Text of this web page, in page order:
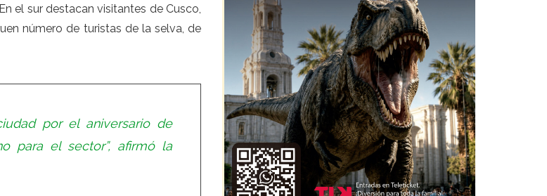
el sur destacan visitantes de Cusco,
número de turistas de la selva, de
por el aniversario de
para el sector”, afirmó la